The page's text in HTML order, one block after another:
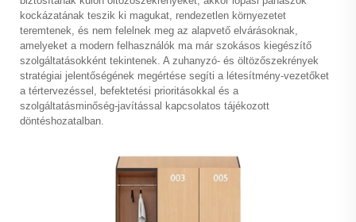
kockázatának teszik ki magukat, rendezetlen környezetet
teremtenek, és nem felelnek meg az alapvető elvárásoknak,
amelyeket a modern felhasználók ma már szokásos kiegészítő
szolgáltatásokként tekintenek. A zuhanyzó- és öltözőszekrények
stratégiai jelentőségének megértése segíti a létesítmény-vezetőket
a tértervezéssel, befektetési prioritásokkal és a
szolgáltatásminőség-javítással kapcsolatos tájékozott
döntéshozatalban.